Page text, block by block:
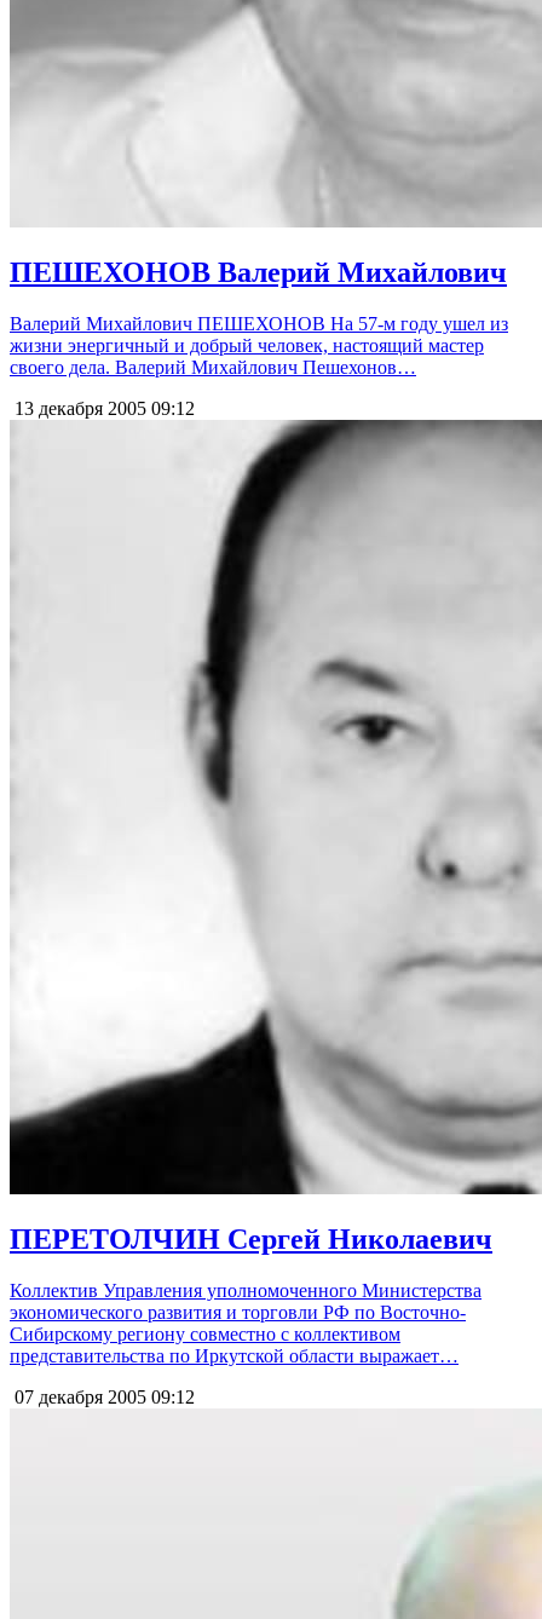
ПЕШЕХОНОВ Валерий Михайлович
Валерий Михайлович ПЕШЕХОНОВ На 57-м году ушел из
жизни энергичный и добрый человек, настоящий мастер
своего дела. Валерий Михайлович Пешехонов…
13 декабря 2005 09:12
ПЕРЕТОЛЧИН Сергей Николаевич
Коллектив Управления уполномоченного Министерства
экономического развития и торговли РФ по Восточно-
Сибирскому региону совместно с коллективом
представительства по Иркутской области выражает…
07 декабря 2005 09:12